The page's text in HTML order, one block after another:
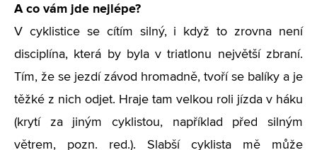
A co vám jde nejlépe?
V cyklistice se cítím silný, i když to zrovna není
disciplína, která by byla v triatlonu největší zbraní.
Tím, že se jezdí závod hromadně, tvoří se balíky a je
těžké z nich odjet. Hraje tam velkou roli jízda v háku
(krytí za jiným cyklistou, například před silným
větrem, pozn. red.). Slabší cyklista mě může